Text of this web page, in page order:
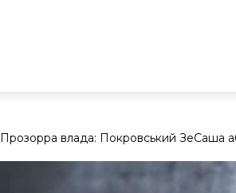
Прозорра влада: Покровський ЗеСаша